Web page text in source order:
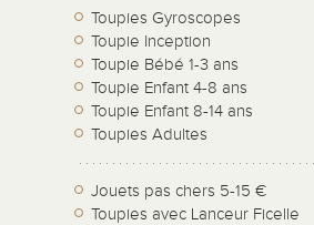
Toupies Gyroscopes
Toupie Inception
Toupie Bébé 1-3 ans
Toupie Enfant 4-8 ans
Toupie Enfant 8-14 ans
Toupies Adultes
Jouets pas chers 5-15 €
Toupies avec Lanceur Ficelle